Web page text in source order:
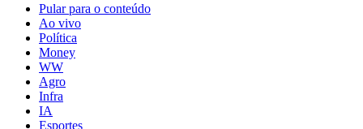
Pular para o conteúdo
Ao vivo
Política
Money
WW
Agro
Infra
IA
Esportes